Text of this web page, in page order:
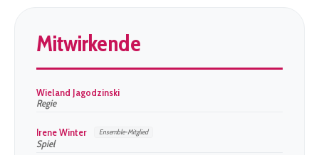
Mitwirkende
Wieland Jagodzinski
Regie
Irene Winter Ensemble-Mitglied
Spiel